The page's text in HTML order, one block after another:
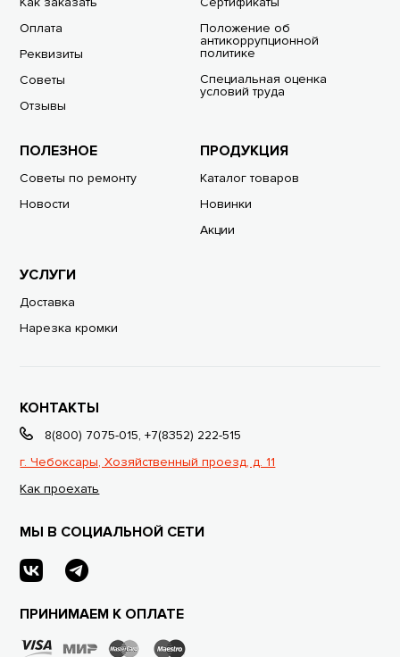
Оплата
Реквизиты
Советы
Отзывы
Положение об
антикоррупционной
политике
Специальная оценка
условий труда
ПОЛЕЗНОЕ
Советы по ремонту
Новости
ПРОДУКЦИЯ
Каталог товаров
Новинки
Акции
УСЛУГИ
Доставка
Нарезка кромки
КОНТАКТЫ
8(800) 7075-015,+7(8352) 222-515
г. Чебоксары, Хозяйственный проезд, д. 11
Как проехать
МЫ В СОЦИАЛЬНОЙ СЕТИ
ПРИНИМАЕМ К ОПЛАТЕ